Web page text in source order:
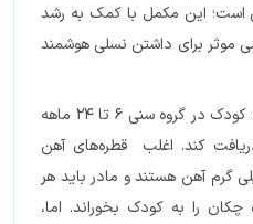
است؛ این مکمل با کمک به رشد
موثر برای داشتن نسلی هوشمند
طبق آخرین دستورالعمل کشوری، کودک در گروه سنی 6 تا 24 ماهه
آهن دریافت کند. اغلب قطره‌های آهن
برای کودکان، دارای 7 میلی گرم آهن هستند و مادر باید هر
چکان را به کودک بخوراند. اما،